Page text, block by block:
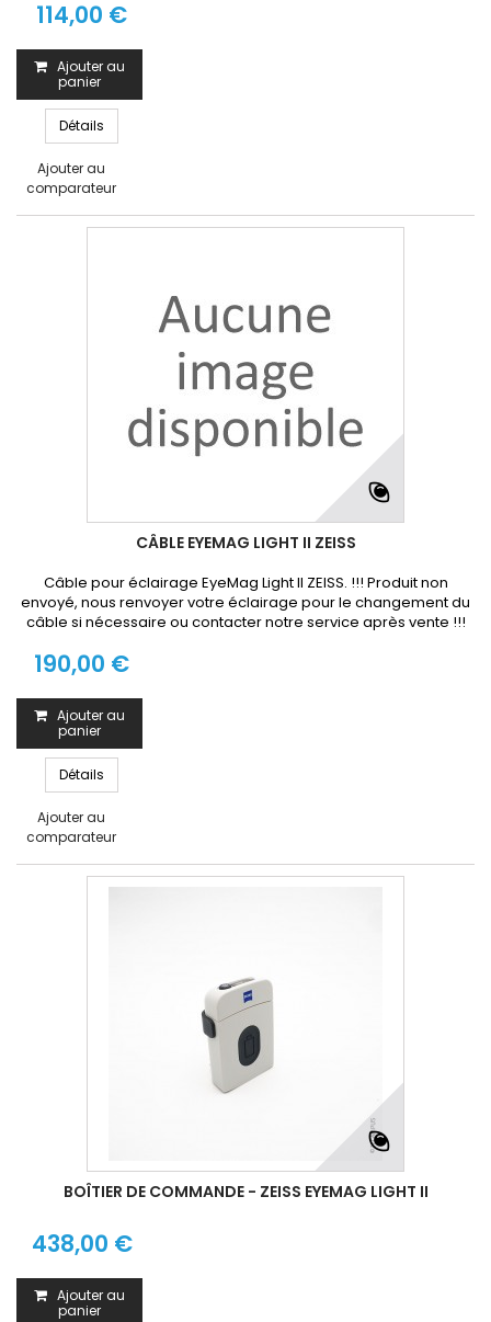
114,00 €
Ajouter au
panier
Détails
Ajouter au
comparateur
CÂBLE EYEMAG LIGHT II ZEISS
Câble pour éclairage EyeMag Light II ZEISS. !!! Produit non
envoyé, nous renvoyer votre éclairage pour le changement du
câble si nécessaire ou contacter notre service après vente !!!
190,00 €
Ajouter au
panier
Détails
Ajouter au
comparateur
BOÎTIER DE COMMANDE - ZEISS EYEMAG LIGHT II
438,00 €
Ajouter au
panier